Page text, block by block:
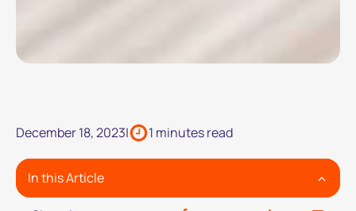
December 18, 2023| 1 minutes read
In this Article